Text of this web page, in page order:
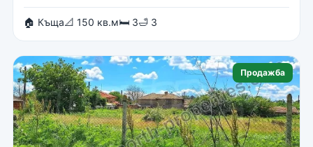
🏠 Къща📐 150 кв.м🛏 3🛁 3
Продажба